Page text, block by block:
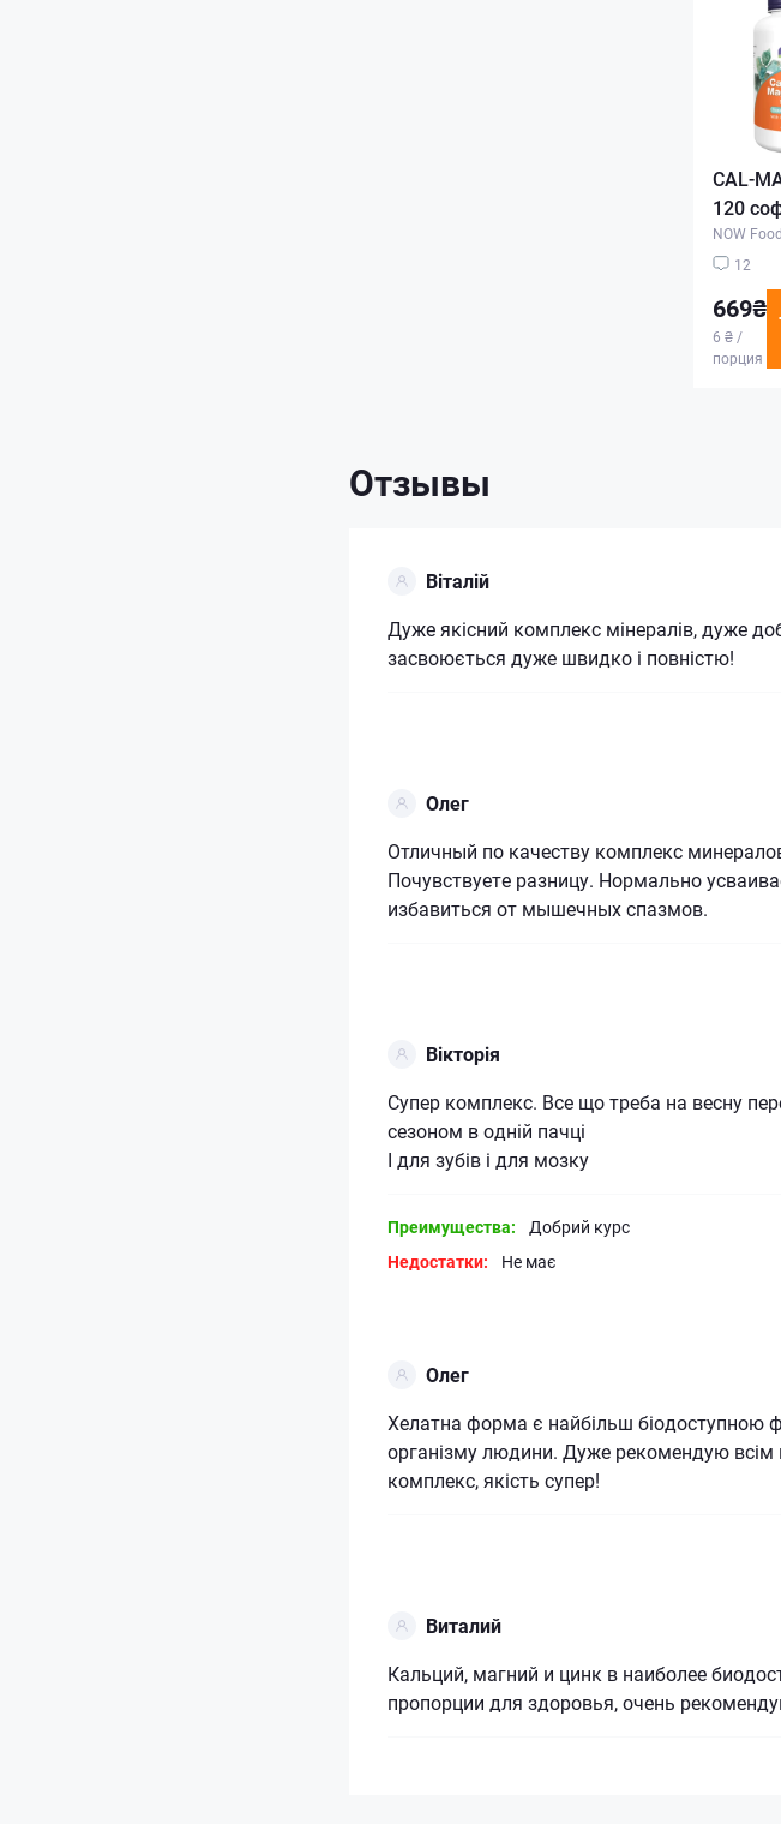
CAL-
120
NOW
12
669₴
6 ₴ /
порция
Отзывы
Віталій
Дуже якісний комплекс мінералів, дуже
засвоюється дуже швидко і повністю!
Олег
Отличный по качеству комплекс
Почувствуете разницу. Нормально
избавиться от мышечных спазмов.
Вікторія
Супер комплекс. Все що треба на весну
сезоном в одній пачці
І для зубів і для мозку
Преимущества:
Добрий курс
Недостатки:
Не має
Олег
Хелатна форма є найбільш біодоступною
організму людини. Дуже рекомендую всім
комплекс, якість супер!
Виталий
Кальций, магний и цинк в наиболее
пропорции для здоровья, очень